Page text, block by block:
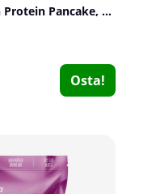
Scitec Nutrition Protein Pancake, 1036 g
Osta!